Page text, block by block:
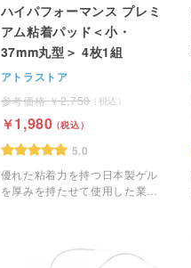
ハイパフォーマンス プレミ
アム粘着パッド＜小・
37mm丸型＞ 4枚1組
アトラストア
2,750
1,980
5.0
優れた粘着力を持つ日本製ゲル
を厚みを持たせて使用した業務